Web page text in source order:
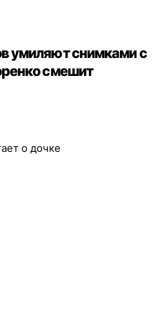
умиляют снимками с
смешит